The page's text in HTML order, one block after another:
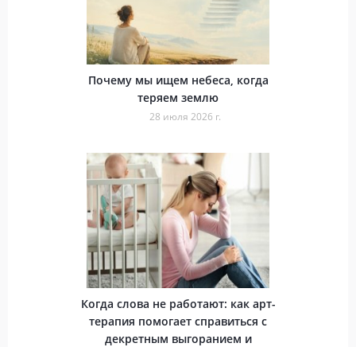
Почему мы ищем небеса, когда
теряем землю
28 июля 2026 г.
Когда слова не работают: как арт-
терапия помогает справиться с
декретным выгоранием и